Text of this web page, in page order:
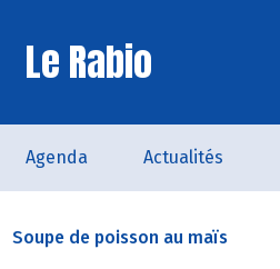
Le Rabio
Agenda Actualités
Soupe de poisson au maïs